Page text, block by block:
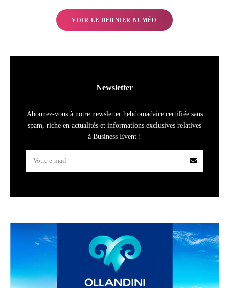
VOIR LE DERNIER NUMÉO
Newsletter
Abonnez-vous à notre newsletter hebdomadaire certifiée sans
spam, riche en actualités et informations exclusives relatives
à Business Event !